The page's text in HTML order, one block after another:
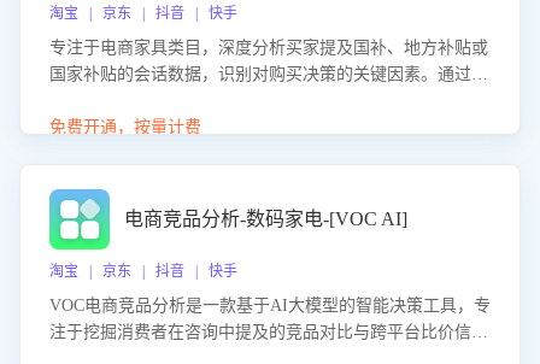
淘宝 | 京东 | 抖音 | 快手
专注于电商家具类目，深度分析买家提及国补、地方补贴或
国家补贴的会话数据，识别对购买决策的关键因素。通过AI
化策略，助力商家利用国补政策提升GMV。
免费开通，按量计费
电商竞品分析-数码家电-[VOC AI]
淘宝 | 京东 | 抖音 | 快手
VOC电商竞品分析是一款基于AI大模型的智能决策工具，专
注于挖掘消费者在咨询中提及的竞品对比与跨平台比价信